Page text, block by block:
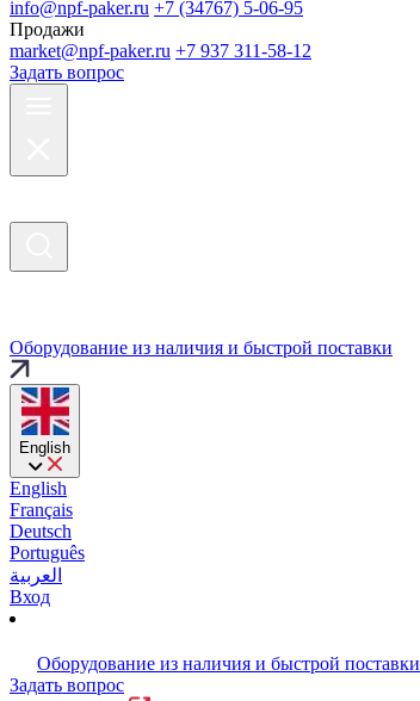
info@npf-paker.ru +7 (34767) 5-06-95
Продажи
market@npf-paker.ru +7 937 311-58-12
Задать вопрос
Оборудование из наличия и быстрой поставки
English
English
Français
Deutsch
Português
العربية
Вход
Оборудование из наличия и быстрой поставки
Задать вопрос